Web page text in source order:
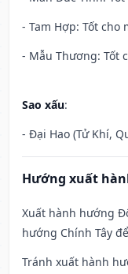
- Tam Hợp: Tốt cho
- Mẫu Thương: Tốt
Sao xấu:
- Đại Hao (Tử Khí,
Hướng xuất
Xuất hành hướng
hướng Chính Tây
Tránh xuất hành